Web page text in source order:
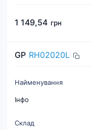
1 149,54 грн
GP RH02020L
Найменування
Інфо
Склад